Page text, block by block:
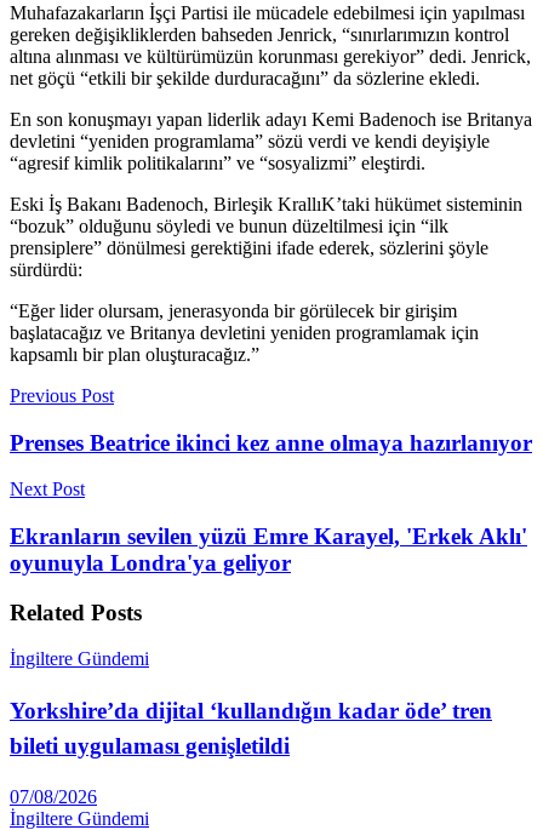
Muhafazakarların İşçi Partisi ile mücadele edebilmesi için yapılması
gereken değişikliklerden bahseden Jenrick, “sınırlarımızın kontrol
altına alınması ve kültürümüzün korunması gerekiyor” dedi. Jenrick,
net göçü “etkili bir şekilde durduracağını” da sözlerine ekledi.
En son konuşmayı yapan liderlik adayı Kemi Badenoch ise Britanya
devletini “yeniden programlama” sözü verdi ve kendi deyişiyle
“agresif kimlik politikalarını” ve “sosyalizmi” eleştirdi.
Eski İş Bakanı Badenoch, Birleşik KrallıK’taki hükümet sisteminin
“bozuk” olduğunu söyledi ve bunun düzeltilmesi için “ilk
prensiplere” dönülmesi gerektiğini ifade ederek, sözlerini şöyle
sürdürdü:
“Eğer lider olursam, jenerasyonda bir görülecek bir girişim
başlatacağız ve Britanya devletini yeniden programlamak için
kapsamlı bir plan oluşturacağız.”
Previous Post
Prenses Beatrice ikinci kez anne olmaya hazırlanıyor
Next Post
Ekranların sevilen yüzü Emre Karayel, 'Erkek Aklı'
oyunuyla Londra'ya geliyor
Related Posts
İngiltere Gündemi
Yorkshire’da dijital ‘kullandığın kadar öde’ tren
bileti uygulaması genişletildi
07/08/2026
İngiltere Gündemi